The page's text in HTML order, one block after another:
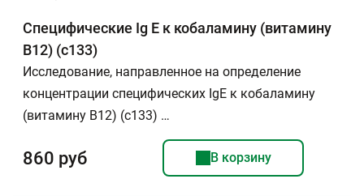
Специфические Ig E к кобаламину (витамину
В12) (c133)
Исследование, направленное на определение
концентрации специфических IgE к кобаламину
(витамину В12) (с133) …
860 руб В корзину